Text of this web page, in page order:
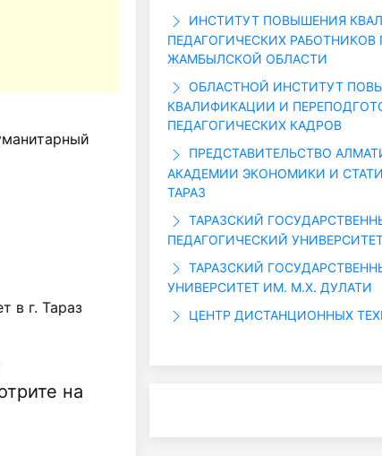
в г. Тараз
на
ИНСТИТУТ ПОВЫШЕНИЯ
ПЕДАГОГИЧЕСКИХ РАБОТНИКОВ
ЖАМБЫЛСКОЙ ОБЛАСТИ
ОБЛАСТНОЙ ИНСТИТУТ
КВАЛИФИКАЦИИ И
ПЕДАГОГИЧЕСКИХ КАДРОВ
ПРЕДСТАВИТЕЛЬСТВО
АКАДЕМИИ ЭКОНОМИКИ И
ТАРАЗ
ТАРАЗСКИЙ
ПЕДАГОГИЧЕСКИЙ
ТАРАЗСКИЙ
УНИВЕРСИТЕТ ИМ. М.Х. ДУЛАТИ
ЦЕНТР ДИСТАНЦИОННЫХ